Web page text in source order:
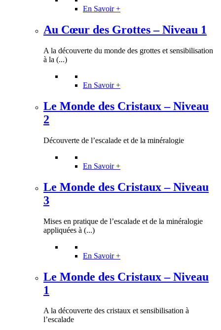
En Savoir +
Au Cœur des Grottes – Niveau 1
A la découverte du monde des grottes et sensibilisation
à la (...)
En Savoir +
Le Monde des Cristaux – Niveau
2
Découverte de l’escalade et de la minéralogie
En Savoir +
Le Monde des Cristaux – Niveau
3
Mises en pratique de l’escalade et de la minéralogie
appliquées à (...)
En Savoir +
Le Monde des Cristaux – Niveau
1
A la découverte des cristaux et sensibilisation à
l’escalade